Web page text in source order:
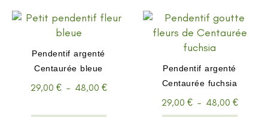
Pendentif argenté
Centaurée bleue
29,00 € – 48,00 €
Pendentif argenté
Centaurée fuchsia
29,00 € – 48,00 €